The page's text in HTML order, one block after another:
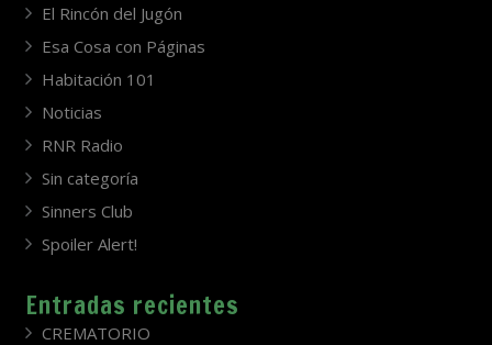
El Rincón del Jugón
Esa Cosa con Páginas
Habitación 101
Noticias
RNR Radio
Sin categoría
Sinners Club
Spoiler Alert!
Entradas recientes
CREMATORIO